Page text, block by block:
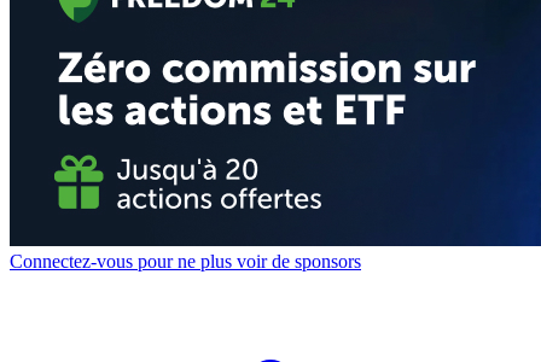
Connectez-vous pour ne plus voir de sponsors